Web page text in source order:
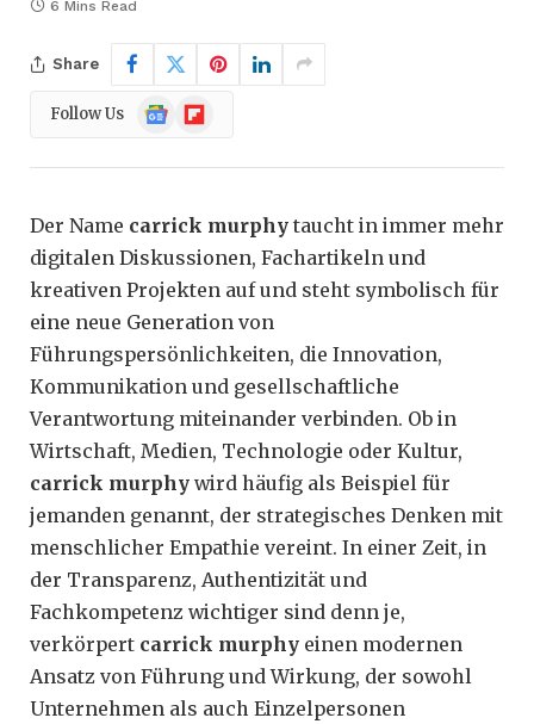
6 Mins Read
Share
Follow Us
Google
News
Flipboard
Der Name carrick murphy taucht in immer mehr
digitalen Diskussionen, Fachartikeln und
kreativen Projekten auf und steht symbolisch für
eine neue Generation von
Führungspersönlichkeiten, die Innovation,
Kommunikation und gesellschaftliche
Verantwortung miteinander verbinden. Ob in
Wirtschaft, Medien, Technologie oder Kultur,
carrick murphy wird häufig als Beispiel für
jemanden genannt, der strategisches Denken mit
menschlicher Empathie vereint. In einer Zeit, in
der Transparenz, Authentizität und
Fachkompetenz wichtiger sind denn je,
verkörpert carrick murphy einen modernen
Ansatz von Führung und Wirkung, der sowohl
Unternehmen als auch Einzelpersonen